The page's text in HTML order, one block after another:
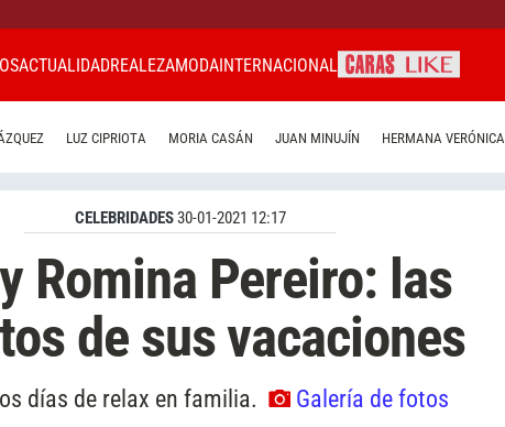
ACTUALIDADREALEZAMODAINTERNACIONAL
LUZ CIPRIOTA MORIA CASÁN JUAN MINUJÍN HERMANA VERÓNICA
CELEBRIDADES30-01-2021 12:17
Romina Pereiro: las
de sus vacaciones
días de relax en familia. Galería de fotos